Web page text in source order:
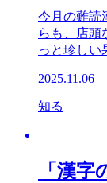
今月の難読
らも、店頭
っと珍しい
2025.11.06
知る
「漢